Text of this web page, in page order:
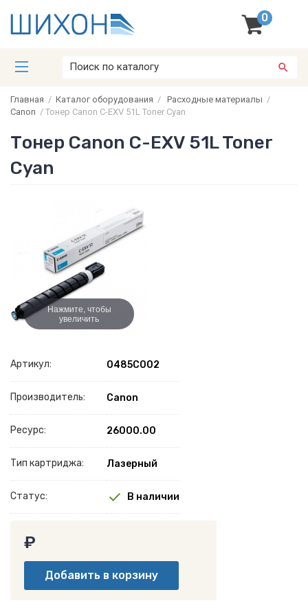
0
Главная / Каталог оборудования / Расходные материалы /
Canon / Тонер Canon C-EXV 51L Toner Cyan
Тонер Canon C-EXV 51L Toner
Cyan
Нажмите, чтобы
увеличить
Артикул: 0485C002
Производитель: Canon
Ресурс: 26000.00
Тип картриджа: Лазерный
Статус: В наличии
₽